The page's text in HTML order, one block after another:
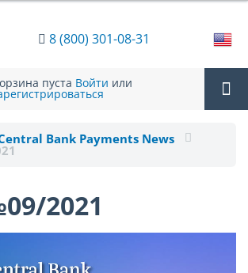
8 (800) 301-08-31
пуста Войти или
Bank Payments News
2021